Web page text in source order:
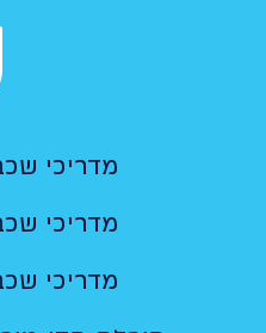
מדריכי
מדריכי
מדריכי